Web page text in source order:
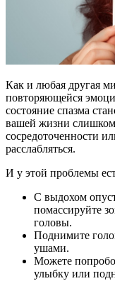
Как и любая другая
повторяющейся
состояние спазма
вашей жизни слишком
сосредоточенности
расслабляться.
И у этой проблемы
С выдохом
помассируйте
головы.
Поднимите
ушами.
Можете
улыбку или